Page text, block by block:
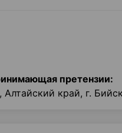
претензии:
край, г.